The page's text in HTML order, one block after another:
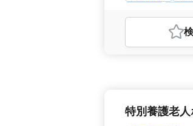
おすすめポイ
＜有料老人ホー
ックや医薬品
も整っており、
特別養護老人